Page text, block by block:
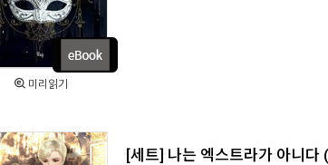
미리읽기
[세트] 나는 엑스트라가 아니다